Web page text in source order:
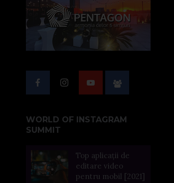
WORLD OF INSTAGRAM
SUMMIT
Top aplicații de
editare video
pentru mobil [2021]